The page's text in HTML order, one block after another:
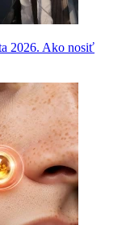
2026. Ako nosiť